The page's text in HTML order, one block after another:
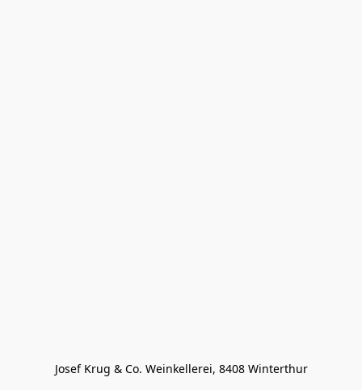
Josef Krug & Co. Weinkellerei, 8408 Winterthur